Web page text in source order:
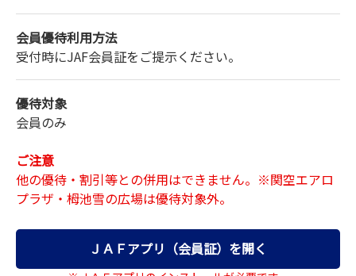
会員優待利用方法
受付時にJAF会員証をご提示ください。
優待対象
会員のみ
ご注意
他の優待・割引等との併用はできません。※関空エアロ
プラザ・栂池雪の広場は優待対象外。
ＪＡＦアプリ（会員証）を開く